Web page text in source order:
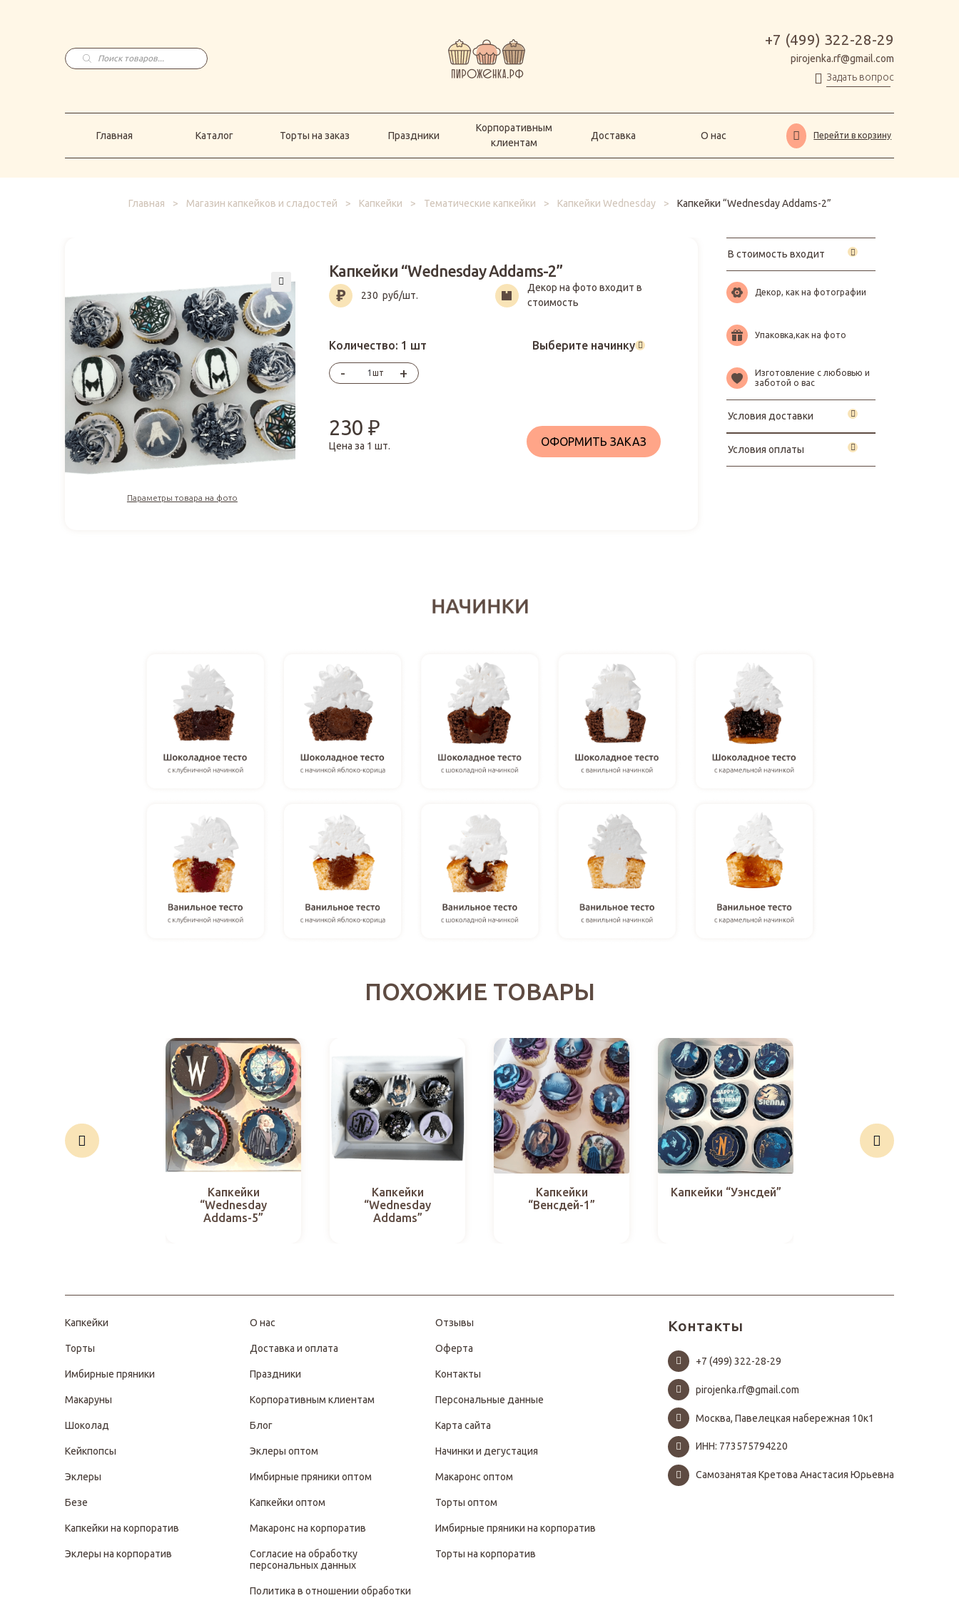
Поиск
товаров
+7 (499) 322-28-29
pirojenka.rf@gmail.com
Задать вопрос
Главная Каталог Торты на заказ Праздники
Корпоративным
клиентам
Доставка О нас Перейти в корзину
Главная > Магазин капкейков и сладостей > Капкейки > Тематические капкейки > Капкейки Wednesday > Капкейки “Wednesday Addams-2”
Параметры товара на фото
Капкейки “Wednesday Addams-2”
230 руб/шт.
Декор на фото входит в
стоимость
Количество: 1 шт
- шт +
Выберите начинку
230₽
Цена за 1 шт. ОФОРМИТЬ ЗАКАЗ
В стоимость входит
Декор, как на фотографии
Упаковка,как на фото
Изготовление с любовью и
заботой о вас
Условия доставки
Условия оплаты
ПОХОЖИЕ ТОВАРЫ
Капкейки
“Wednesday
Addams-5”
Капкейки
“Wednesday
Addams”
Капкейки
“Венсдей-1”
Капкейки “Уэнсдей”
Капкейки
Торты
Имбирные пряники
Макаруны
Шоколад
Кейкпопсы
Эклеры
Безе
Капкейки на корпоратив
Эклеры на корпоратив
О нас
Доставка и оплата
Праздники
Корпоративным клиентам
Блог
Эклеры оптом
Имбирные пряники оптом
Капкейки оптом
Макаронс на корпоратив
Согласие на обработку
персональных данных
Политика в отношении обработки
Отзывы
Оферта
Контакты
Персональные данные
Карта сайта
Начинки и дегустация
Макаронс оптом
Торты оптом
Имбирные пряники на корпоратив
Торты на корпоратив
Контакты
+7 (499) 322-28-29
pirojenka.rf@gmail.com
Москва, Павелецкая набережная 10к1
ИНН: 773575794220
Самозанятая Кретова Анастасия Юрьевна